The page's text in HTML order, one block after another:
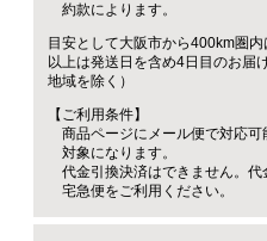
約款によります。
目安として大阪市から400km圏
以上は発送日を含め4日目のお届
地域を除く）
【ご利用条件】
商品ページにメール便で対応可
対象になります。
代金引換決済はできません。代
宅急便をご利用ください。